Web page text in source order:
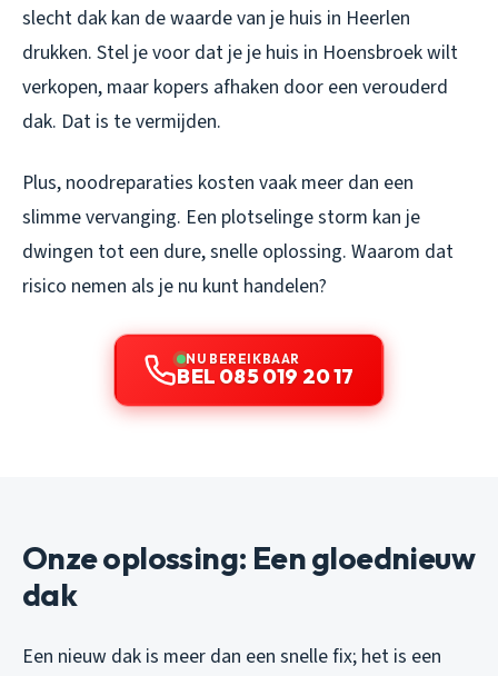
slecht dak kan de waarde van je huis in Heerlen
drukken. Stel je voor dat je je huis in Hoensbroek wilt
verkopen, maar kopers afhaken door een verouderd
dak. Dat is te vermijden.
Plus, noodreparaties kosten vaak meer dan een
slimme vervanging. Een plotselinge storm kan je
dwingen tot een dure, snelle oplossing. Waarom dat
risico nemen als je nu kunt handelen?
NU BEREIKBAAR
BEL 085 019 20 17
Onze oplossing: Een gloednieuw
dak
Een nieuw dak is meer dan een snelle fix; het is een